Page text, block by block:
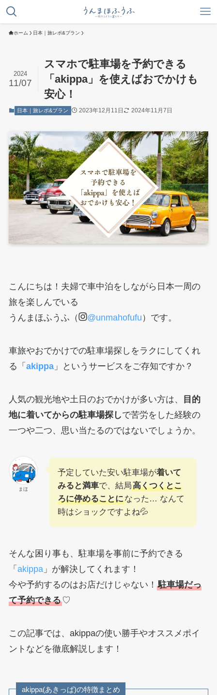
ホーム 日本｜旅レポ&プラン
スマホで駐車場を予約できる
「akippa」を使えばおでかけも
安心！
2024
11/07
日本｜旅レポ&プラン 2023年12月11日 2024年11月7日
こんにちは！夫婦で車中泊をしながら日本一周の
旅を楽しんでいる
うんまほふうふ（
@unmahofufu ）です。
車旅やおでかけでの駐車場探しをラクにしてくれ
る「 akippa」というサービスをご存知ですか？
人気の観光地や土日のおでかけが多い方は、
目的
地に着いてからの駐車場探しで苦労をした経験の
一つや二つ、思い当たるのではないでしょうか。
まほ
予定していた安い駐車場が着いて
みると満車で、結局高くつくとこ
ろに停めることになった… なんて
時はショックですよね💦
そんな困り事も、駐車場を事前に予約できる
「 akippa」が解決してくれます！
今や予約するのはお店だけじゃない！ 駐車場だっ
て予約できる♡
この記事では、akippaの使い勝手やオススメポイ
ントなどを徹底解説します！
akippa(あきっぱ)の特徴まとめ